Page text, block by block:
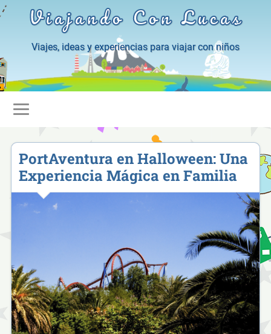
Viajando Con Lucas
Viajes, ideas y experiencias para viajar con niños
PortAventura en Halloween: Una
Experiencia Mágica en Familia